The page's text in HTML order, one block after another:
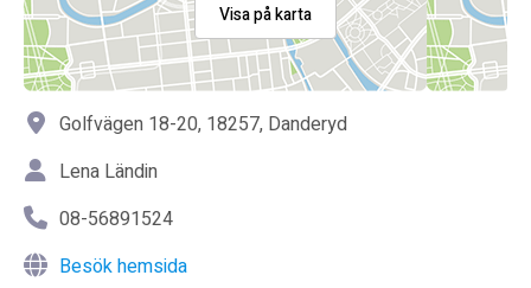
Visa på karta
Golfvägen 18-20, 18257, Danderyd
Lena Ländin
08-56891524
Besök hemsida